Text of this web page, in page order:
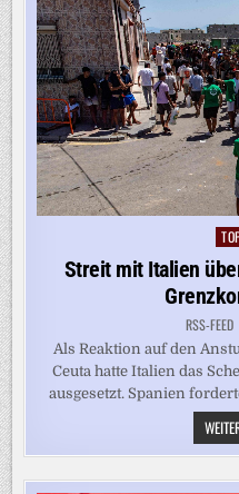
in
Streit mit Italien
RSS-FEED
Als Reaktion auf den
Ceuta hatte Italien das
ausgesetzt. Spanien